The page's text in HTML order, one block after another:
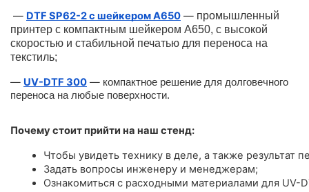
— DTF SP62-2 с шейкером A650 — промышленный
принтер с компактным шейкером А650, с высокой
скоростью и стабильной печатью для переноса на
текстиль;
— UV-DTF 300 — компактное решение для долговечного
переноса на любые поверхности.
Почему стоит прийти на наш стенд:
Чтобы увидеть технику в деле, а также результат
Задать вопросы инженеру и менеджерам;
Ознакомиться с расходными материалами для UV-